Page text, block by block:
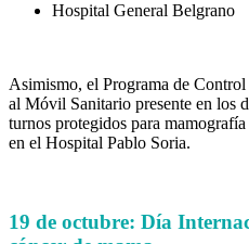
Hospital General Belgrano
Asimismo, el Programa de
al Móvil Sanitario presente en los
turnos protegidos para
en el Hospital Pablo Soria.
19 de octubre: Día